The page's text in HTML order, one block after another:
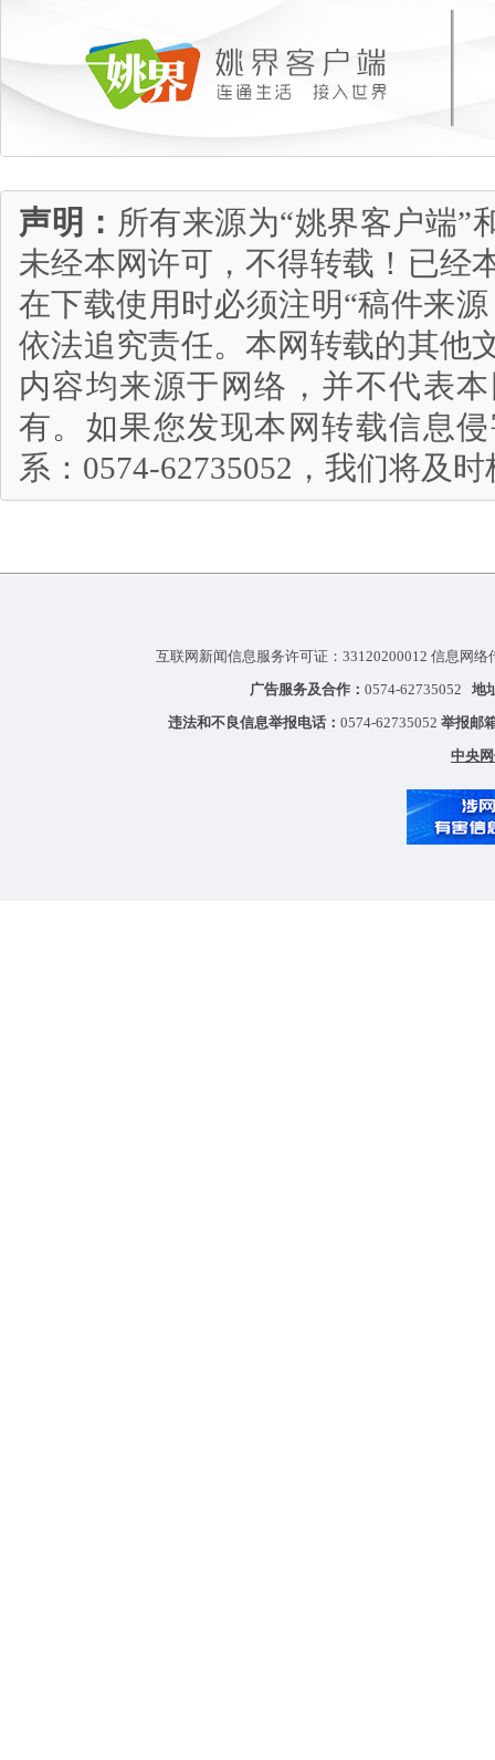
声明： 所有来源为“姚界客户端”
未经本网许可，不得转载！已经
在下载使用时必须注明“稿件来
依法追究责任。本网转载的其他
内容均来源于网络，并不代表
有。如果您发现本网转载信息
系：0574-62735052，我们将及
互联网新闻信息服务许可证：33120200012 信息网
广告服务及合作： 0574-62735052 地
违法和不良信息举报电话： 0574-62735052 举报邮
中央